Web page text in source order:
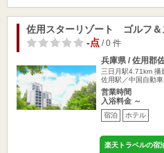
佐用スターリゾート ゴルフ＆
-点/ 0 件
兵庫県 / 佐用郡
三日月駅4.71km 播
佐用駅／中国自動
営業時間
入浴料金 ～
宿泊 ホテル
楽天トラベルの宿